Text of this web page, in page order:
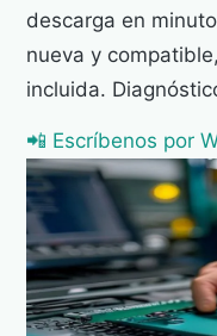
descarga en
nueva y
incluida.
📲 Escríbenos por